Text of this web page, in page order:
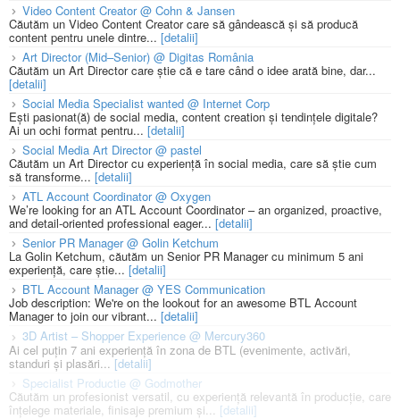
Video Content Creator @ Cohn & Jansen
Căutăm un Video Content Creator care să gândească și să producă
content pentru unele dintre... [detalii]
Art Director (Mid–Senior) @ Digitas România
Căutăm un Art Director care știe că e tare când o idee arată bine, dar...
[detalii]
Social Media Specialist wanted @ Internet Corp
Ești pasionat(ă) de social media, content creation și tendințele digitale?
Ai un ochi format pentru... [detalii]
Social Media Art Director @ pastel
Căutăm un Art Director cu experiență în social media, care să știe cum
să transforme... [detalii]
ATL Account Coordinator @ Oxygen
We’re looking for an ATL Account Coordinator – an organized, proactive,
and detail-oriented professional eager... [detalii]
Senior PR Manager @ Golin Ketchum
La Golin Ketchum, căutăm un Senior PR Manager cu minimum 5 ani
experiență, care știe... [detalii]
BTL Account Manager @ YES Communication
Job description: We're on the lookout for an awesome BTL Account
Manager to join our vibrant... [detalii]
3D Artist – Shopper Experience @ Mercury360
Ai cel puțin 7 ani experiență în zona de BTL (evenimente, activări,
standuri și plasări...[detalii]
Specialist Productie @ Godmother
Căutăm un profesionist versatil, cu experiență relevantă în producție, care
înțelege materiale, finisaje premium și... [detalii]